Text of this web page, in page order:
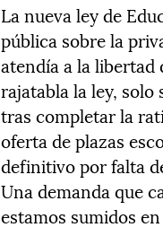
La nueva ley de
pública sobre la
atendía a la libertad
rajatabla la ley, solo
tras completar la
oferta de plazas
definitivo por falta
Una demanda que
estamos sumidos